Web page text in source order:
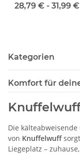
28,79 € - 31,99 €
Kategorien
Komfort für
Die
von Knuffelwuff
Liegeplatz –